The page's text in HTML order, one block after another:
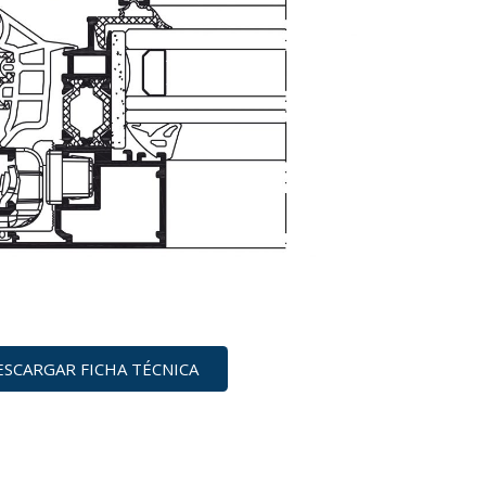
FICHA TÉCNICA